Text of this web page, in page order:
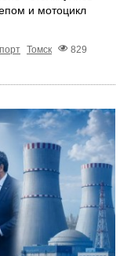
и мотоцикл
Томск
829